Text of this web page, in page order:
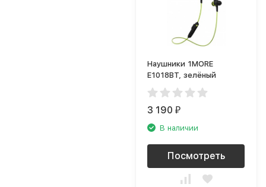
Наушники 1MORE
E1018BT, зелёный
3 190₽
В наличии
Посмотреть